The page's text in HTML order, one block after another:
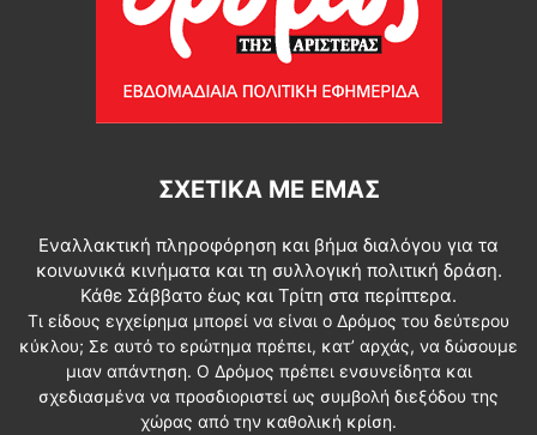
ΣΧΕΤΙΚΆ ΜΕ ΕΜΆΣ
Εναλλακτική πληροφόρηση και βήμα διαλόγου για τα
κοινωνικά κινήματα και τη συλλογική πολιτική δράση.
Κάθε Σάββατο έως και Τρίτη στα περίπτερα.
Τι είδους εγχείρημα μπορεί να είναι ο Δρόμος του δεύτερου
κύκλου; Σε αυτό το ερώτημα πρέπει, κατ’ αρχάς, να δώσουμε
μιαν απάντηση. Ο Δρόμος πρέπει ενσυνείδητα και
σχεδιασμένα να προσδιοριστεί ως συμβολή διεξόδου της
χώρας από την καθολική κρίση.